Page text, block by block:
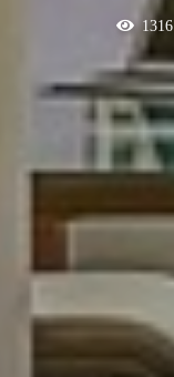
1316